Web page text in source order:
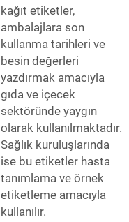
kağıt etiketler,
ambalajlara son
kullanma tarihleri ve
besin değerleri
yazdırmak amacıyla
gıda ve içecek
sektöründe yaygın
olarak kullanılmaktadır.
Sağlık kuruluşlarında
ise bu etiketler hasta
tanımlama ve örnek
etiketleme amacıyla
kullanılır.